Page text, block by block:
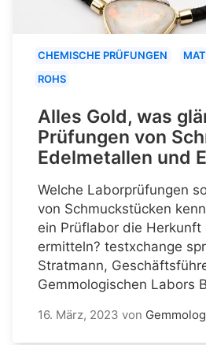
CHEMISCHE PRÜFUNGEN
ROHS
Alles Gold, was
Prüfungen von
Edelmetallen und
Welche Laborprüfungen
von Schmuckstücken
ein Prüflabor die Herkunft
ermitteln? testxchange
Stratmann,
Gemmologischen Labors
16. März, 2023 von